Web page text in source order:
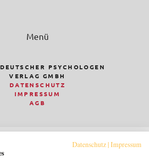
Menü
PSYCHOLOGEN
VERLAG GMBH
DATENSCHUTZ
IMPRESSUM
AGB
Datenschutz | Impressum